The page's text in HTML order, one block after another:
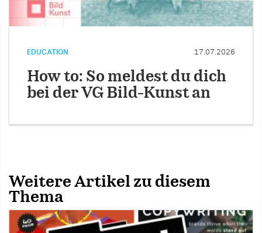
EDUCATION 17.07.2026
How to: So meldest du dich
bei der VG Bild-Kunst an
Weitere Artikel zu diesem
Thema